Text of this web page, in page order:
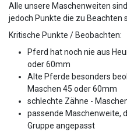
Alle unsere Maschenweiten
jedoch Punkte die zu Beachten
Kritische Punkte / Beobachten:
Pferd hat noch nie aus
oder 60mm
Alte Pferde besonders
Maschen 45 oder 60mm
schlechte Zähne -
passende Maschenweite,
Gruppe angepasst